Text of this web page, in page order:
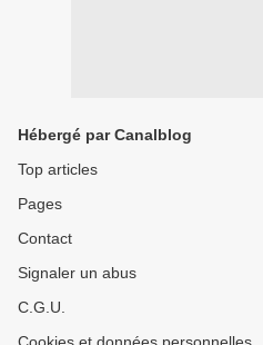
Hébergé par Canalblog
Top articles
Pages
Contact
Signaler un abus
C.G.U.